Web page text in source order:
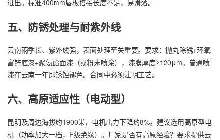
进出。标准400mm唇板搭接长度不足，易滑落。
五、防锈处理与耐紫外线
云南雨季长、紫外线强，表面处理至关重要。要求：抛丸除锈+环氧
富锌底漆+聚氨酯面漆（或粉末喷涂），漆膜厚度≥120μm。普通喷
漆在云南一年即锈蚀褪色。合同中必须注明工艺。
六、高原适应性（电动型）
昆明及周边海拔约1900米，电机出力下降约8%。建议选用高原型电
机（功率加大一档，F级绝缘）。厂家是否有高原经验？要求提供云